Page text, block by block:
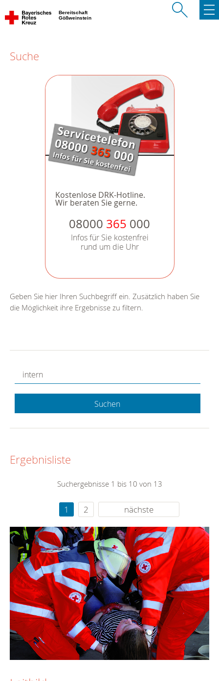
Bereitschaft
Gößweinstein
Suche
Kostenlose DRK-Hotline.
Wir beraten Sie gerne.
08000 365 000
Infos für Sie kostenfrei
rund um die Uhr
Geben Sie hier Ihren Suchbegriff ein. Zusätzlich haben Sie
die Möglichkeit ihre Ergebnisse zu filtern.
Suchen
Ergebnisliste
Suchergebnisse 1 bis 10 von 13
1 2 nächste